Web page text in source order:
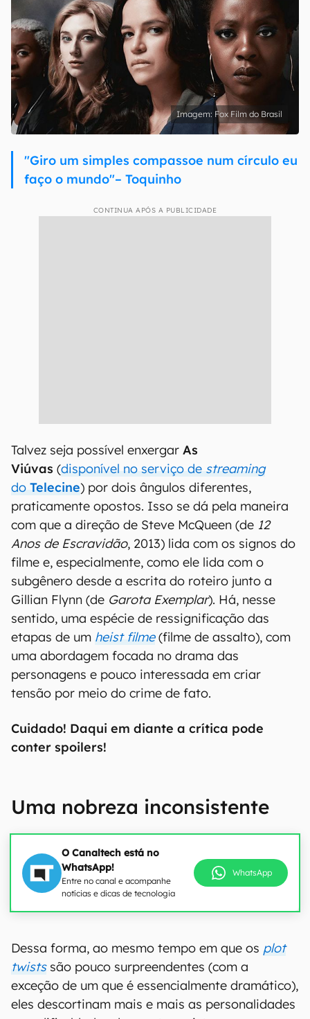
Fox Film do Brasil
"Giro um simples compassoe num círculo eu
faço o mundo"– Toquinho
CONTINUA APÓS A PUBLICIDADE
Talvez seja possível enxergar As
Viúvas (disponível no serviço de streaming
do Telecine) por dois ângulos diferentes,
praticamente opostos. Isso se dá pela maneira
com que a direção de Steve McQueen (de 12
Anos de Escravidão, 2013) lida com os signos do
filme e, especialmente, como ele lida com o
subgênero desde a escrita do roteiro junto a
Gillian Flynn (de Garota Exemplar). Há, nesse
sentido, uma espécie de ressignificação das
etapas de um heist filme(filme de assalto), com
uma abordagem focada no drama das
personagens e pouco interessada em criar
tensão por meio do crime de fato.
Cuidado! Daqui em diante a crítica pode
conter spoilers!
Uma nobreza inconsistente
O Canaltech está no
WhatsApp!
Entre no canal e acompanhe
notícias e dicas de tecnologia
WhatsApp
Dessa forma, ao mesmo tempo em que os plot
twistssão pouco surpreendentes (com a
exceção de um que é essencialmente dramático),
eles descortinam mais e mais as personalidades